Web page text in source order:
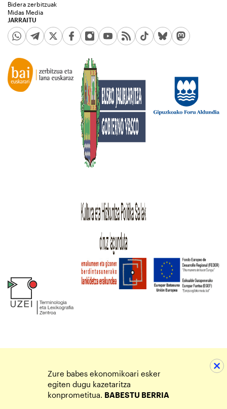
JARRAITU
Bidera zerbitzuak
Midas Media
Zure babes ekonomikoari esker
egiten dugu kazetaritza
konprometitua. BABESTU BERRIA